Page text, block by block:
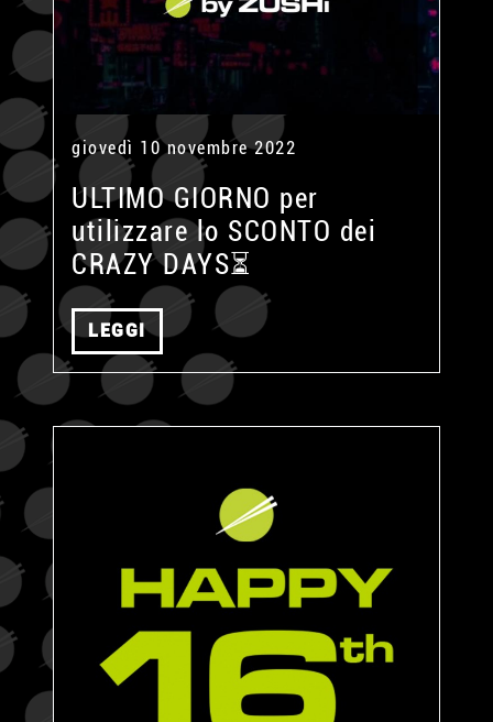
giovedì 10 novembre 2022
ULTIMO GIORNO per
utilizzare lo SCONTO dei
CRAZY DAYS⏳
LEGGI